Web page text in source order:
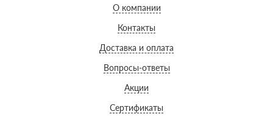
О компании
Контакты
Доставка и оплата
Вопросы-ответы
Акции
Сертификаты